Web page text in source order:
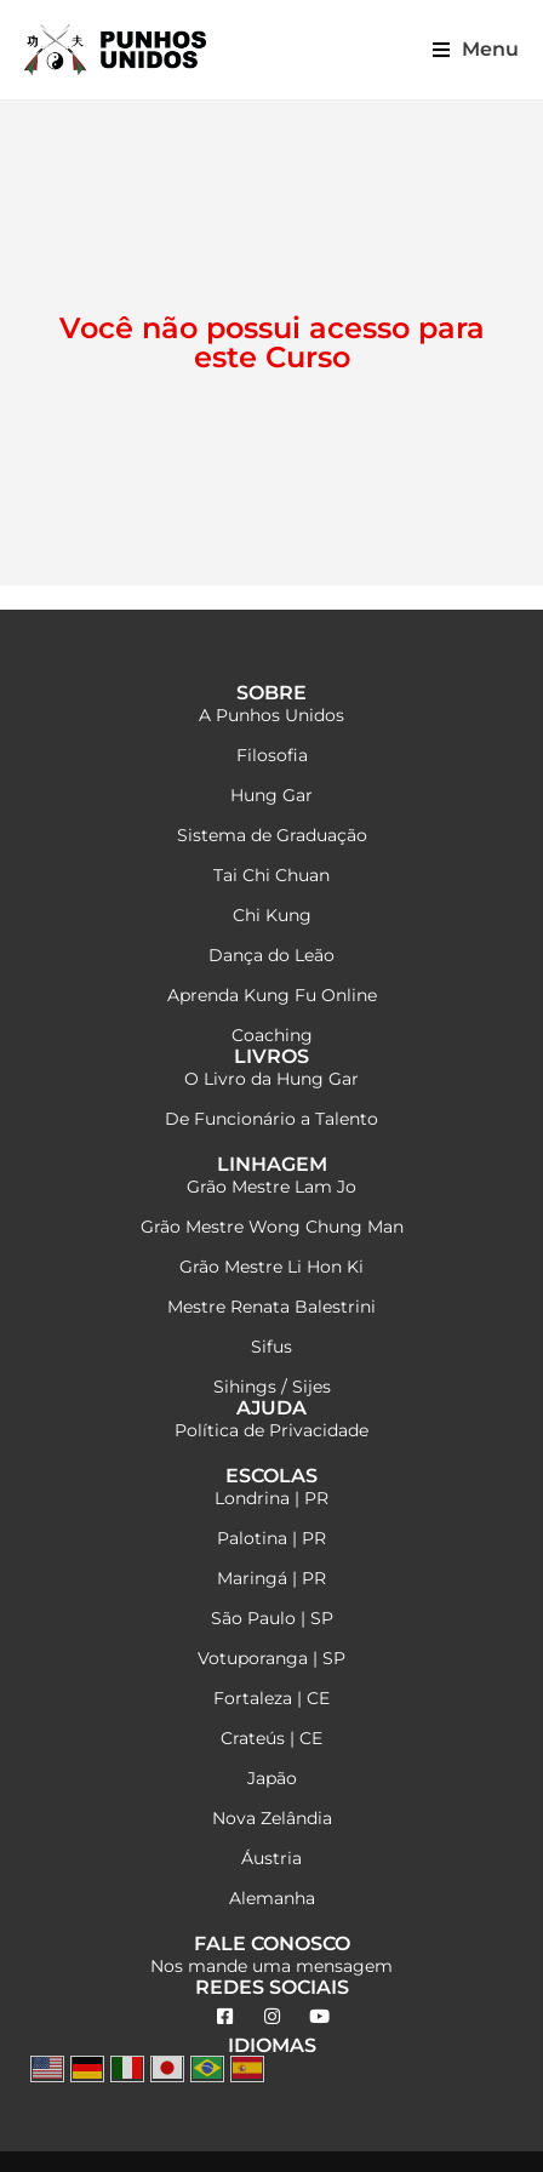
Menu
Você não possui acesso para
este Curso
SOBRE
A Punhos Unidos
Filosofia
Hung Gar
Sistema de Graduação
Tai Chi Chuan
Chi Kung
Dança do Leão
Aprenda Kung Fu Online
Coaching
LIVROS
O Livro da Hung Gar
De Funcionário a Talento
LINHAGEM
Grão Mestre Lam Jo
Grão Mestre Wong Chung Man
Grão Mestre Li Hon Ki
Mestre Renata Balestrini
Sifus
Sihings / Sijes
AJUDA
Política de Privacidade
ESCOLAS
Londrina | PR
Palotina | PR
Maringá | PR
São Paulo | SP
Votuporanga | SP
Fortaleza | CE
Crateús | CE
Japão
Nova Zelândia
Áustria
Alemanha
FALE CONOSCO
Nos mande uma mensagem
REDES SOCIAIS
IDIOMAS